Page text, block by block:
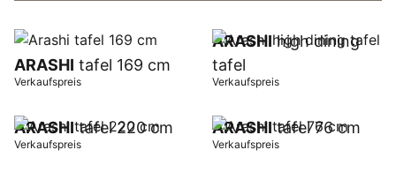
ARASHI tafel 169 cm
Verkaufspreis
ARASHIhigh dining
tafel
Verkaufspreis
ARASHItafel 220 cm
Verkaufspreis
ARASHItafel 76 cm
Verkaufspreis